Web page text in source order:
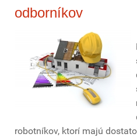
odborníkov
robotníkov, ktorí majú